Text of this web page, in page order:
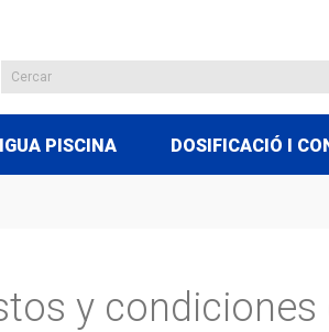
PISCINA DOSIFICACIÓ I
y condiciones